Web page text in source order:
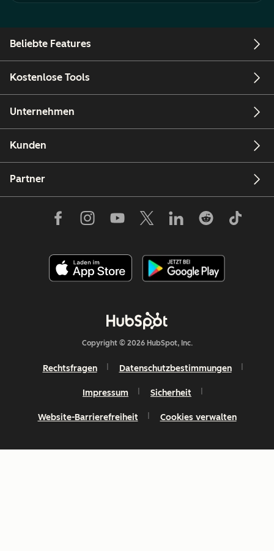
Beliebte Features
Kostenlose Tools
Unternehmen
Kunden
Partner
Copyright © 2026 HubSpot, Inc.
Rechtsfragen Datenschutzbestimmungen
Impressum Sicherheit
Website-Barrierefreiheit Cookies verwalten